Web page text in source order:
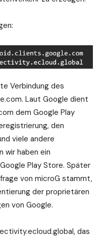
Verbindung des
Laut Google dient
dem Google Play
den
viele andere
wir haben ein
Play Store. Später
von microG stammt,
der proprietären
von Google.
das